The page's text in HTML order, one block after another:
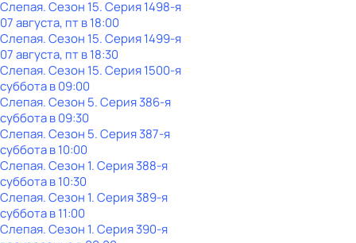
Слепая. Сезон 15. Серия 1498-я
07 августа, пт в 18:00
Слепая. Сезон 15. Серия 1499-я
07 августа, пт в 18:30
Слепая. Сезон 15. Серия 1500-я
субботав09:00
Слепая. Сезон 5. Серия 386-я
субботав09:30
Слепая. Сезон 5. Серия 387-я
субботав10:00
Слепая. Сезон 1. Серия 388-я
субботав10:30
Слепая. Сезон 1. Серия 389-я
субботав11:00
Слепая. Сезон 1. Серия 390-я